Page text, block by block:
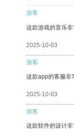
游客
这款游戏的音乐非
2025-10-03
游客
这款app的客服非
2025-10-03
游客
这款软件的设计非